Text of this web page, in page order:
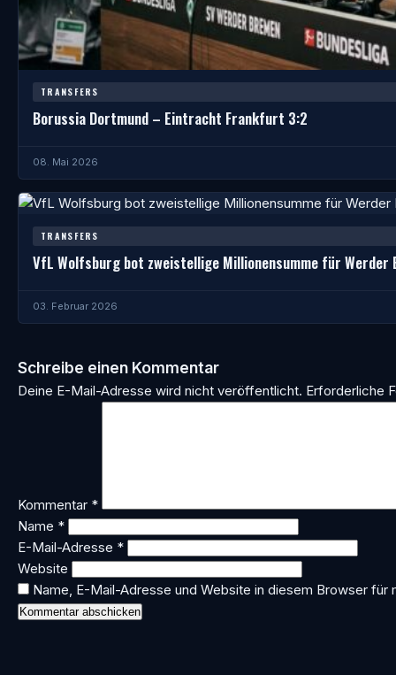
TRANSFERS
Borussia Dortmund – Eintracht Frankfurt 3:2
08. Mai 2026
TRANSFERS
VfL Wolfsburg bot zweistellige Millionensumme für Werder
03. Februar 2026
Schreibe einen Kommentar
Deine E-Mail-Adresse wird nicht veröffentlicht. Erforderliche
Kommentar *
Name *
E-Mail-Adresse *
Website
Name, E-Mail-Adresse und Website in diesem Browser für